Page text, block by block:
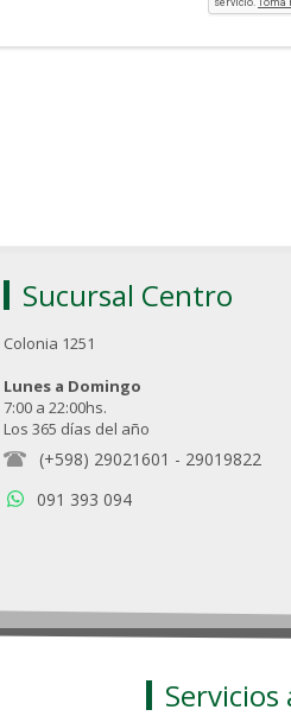
Sucursal Centro
Colonia 1251
Lunes a Domingo
7:00 a 22:00hs.
Los 365 días del año
(+598) 29021601 - 29019822
091 393 094